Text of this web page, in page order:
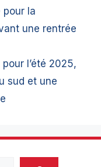
pour la
une rentrée
l’été 2025,
sud et une